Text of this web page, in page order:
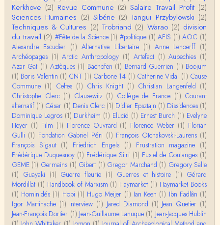
"le blob" à l'instant. Mon premier r…
Yves Le Dantec
En effet, par "hiérarchie" j'entendais surtout ce que
tu entends dans ton second point…
Claude Julien
« Nous n’avons pas cessé, de toute évidence, d’êt
re ‘ethnocentriques’. Mais nous n’en sommes pas m
oi…
Christophe Darmangeat
Encore une fois, l'histoire de la hiérarchie ne me s
emble pas être le bon angle de discussion – …
Christophe Darmangeat
Évidemment, de toute façon c'est toujours de ma f
aute. ;-)
Damian
Merci de ta réponse ! Pour les pénis, c'est de cell
es qu'on écarte, car dans une société pat…
Kerkhove (2) Revue Commune (2) Salaire Travail Profit (2)
Sciences Humaines (2) Sibérie (2) Tangui Przybylowski (2)
Techniques & Cultures (2) Trobriand (2) Warao (2) division
du travail (2) #Fête de la Science (1) #politique (1) AFIS (1) AOC (1)
Alexandre Escudier (1) Alternative Libertaire (1) Anne Lehoerff (1)
Archéopages (1) Arctic Anthropology (1) Artefact (1) Aubechies (1)
Azar Gat (1) Aztèques (1) Bachofen (1) Bernard Guerrien (1) Boojum
(1) Boris Valentin (1) CNT (1) Carbone 14 (1) Catherine Vidal (1) Cause
Commune (1) Celtes (1) Chris Knight (1) Christian Langenfeld (1)
Christophe Clerc (1) Clausewitz (1) Collège de France (1) Courant
alternatif (1) César (1) Denis Clerc (1) Didier Epsztajn (1) Dissidences (1)
Dominique Legros (1) Durkheim (1) Elucid (1) Ernest Burch (1) Evelyne
Heyer (1) Film (1) Florence Ouvrard (1) Florence Weber (1) Florian
Gulli (1) Fondation Gabriel Péri (1) François Otchakovski-Laurens (1)
François Sigaut (1) Friedrich Engels (1) Frustration magazine (1)
Frédérique Duquesnoy (1) Frédérique Sitri (1) Fustel de Coulanges (1)
GEME (1) Germains (1) Gibert (1) Gregor Marchand (1) Gregory Salle
(1) Guayaki (1) Guerre fleurie (1) Guerres et histoire (1) Gérard
Mordillat (1) Handbook of Marxism (1) Haymarket (1) Haymarket Books
(1) Hominidés (1) Hopi (1) Hugo Meijer (1) Ian Keen (1) Ibn Fadlân (1)
Igor Martinache (1) Interview (1) Jared Diamond (1) Jean Quetier (1)
Jean-François Dortier (1) Jean-Guillaume Lanuque (1) Jean-Jacques Hublin